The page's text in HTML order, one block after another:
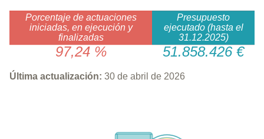
Porcentaje de actuaciones
iniciadas, en ejecución y
finalizadas
Presupuesto
ejecutado (hasta el
31.12.2025)
97,24 % 51.858.426 €
Última actualización: 30 de abril de 2026